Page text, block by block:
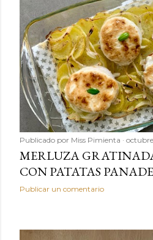
Publicado por Miss Pimienta
MERLUZA
CON PATATAS
Publicar un comentario